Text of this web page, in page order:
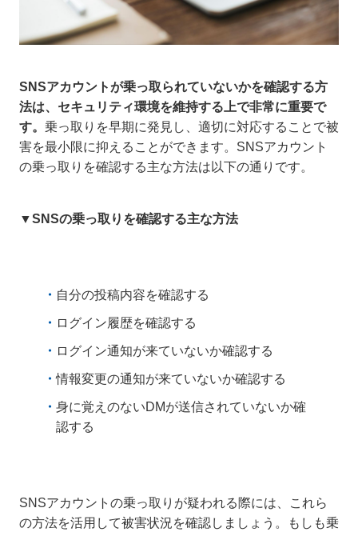
SNSアカウントが乗っ取られていないかを確認する方
法は、セキュリティ環境を維持する上で非常に重要で
す。 乗っ取りを早期に発見し、適切に対応することで被
害を最小限に抑えることができます。SNSアカウント
の乗っ取りを確認する主な方法は以下の通りです。
▼SNSの乗っ取りを確認する主な方法
自分の投稿内容を確認する
ログイン履歴を確認する
ログイン通知が来ていないか確認する
情報変更の通知が来ていないか確認する
身に覚えのないDMが送信されていないか確
認する
SNSアカウントの乗っ取りが疑われる際には、これら
の方法を活用して被害状況を確認しましょう。もしも乗